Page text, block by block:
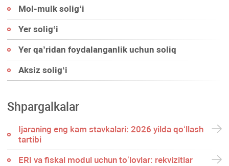
Mol-mulk soligʻi
Yer soligʻi
Yer qa’ridan foydalanganlik uchun soliq
Aksiz soligʻi
Shpargalkalar
Ijaraning eng kam stavkalari: 2026 yilda qoʻllash
tartibi
ERI va fiskal modul uchun toʻlovlar: rekvizitlar